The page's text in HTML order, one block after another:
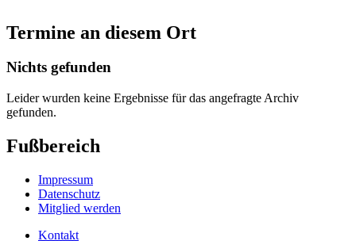
Termine an diesem Ort
Nichts gefunden
Leider wurden keine Ergebnisse für das angefragte Archiv
gefunden.
Fußbereich
Impressum
Datenschutz
Mitglied werden
Kontakt